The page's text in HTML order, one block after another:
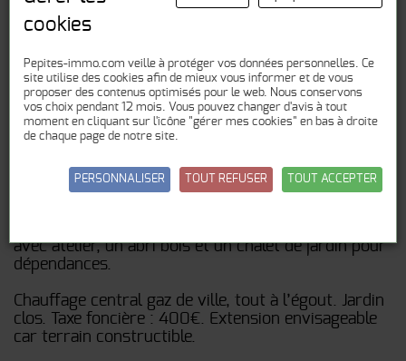
A Allonville, Les Pépites de l’Immobilier vous invite
à découvrir cette maison individuelle de plain-pied
de 56 m², agrandie d’une véranda chauffée de 30
m². Bâti sur un terrain de 461 m², elle est
composée d’une cuisine aménagée et équipée,
insert, suivie d’une chambre en enfilade. Une salle
d’eau et un WC indépendant complètent l’ensemble.
avec atelier, un abri bois et un chalet de jardin pour
dépendances.
Chauffage central gaz de ville, tout à l’égout. Jardin
clos. Taxe foncière : 400€. Extension envisageable
car terrain constructible.
cookies
Pepites-immo.com veille à protéger vos données personnelles. Ce
site utilise des cookies afin de mieux vous informer et de vous
proposer des contenus optimisés pour le web. Nous conservons
vos choix pendant 12 mois. Vous pouvez changer d'avis à tout
moment en cliquant sur l'icône "gérer mes cookies" en bas à droite
de chaque page de notre site.
TOUT ACCEPTER
TOUT REFUSER
PERSONNALISER